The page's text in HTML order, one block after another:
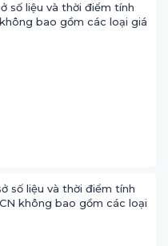
số liệu và thời điểm tính
bao gồm các loại giá
số liệu và thời điểm tính
không bao gồm các loại